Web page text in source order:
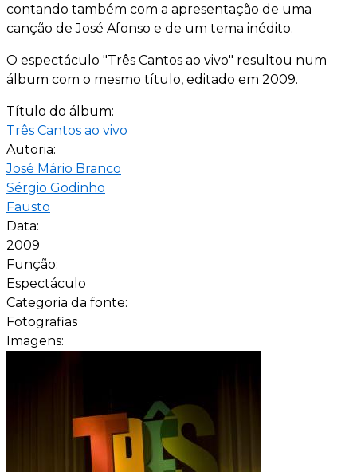
contando também com a apresentação de uma
canção de José Afonso e de um tema inédito.
O espectáculo "Três Cantos ao vivo" resultou num
álbum com o mesmo título, editado em 2009.
Título do álbum:
Três Cantos ao vivo
Autoria:
José Mário Branco
Sérgio Godinho
Fausto
Data:
2009
Função:
Espectáculo
Categoria da fonte:
Fotografias
Imagens: